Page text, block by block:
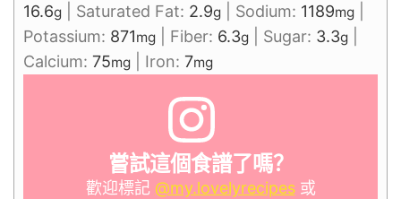
16.6g Saturated Fat: 2.9g Sodium: 1189mg
Potassium: 871mg Fiber: 6.3g Sugar: 3.3g
Calcium: 75mg Iron: 7mg
嘗試這個食譜了嗎？
歡迎標記 @my.lovelyrecipes或